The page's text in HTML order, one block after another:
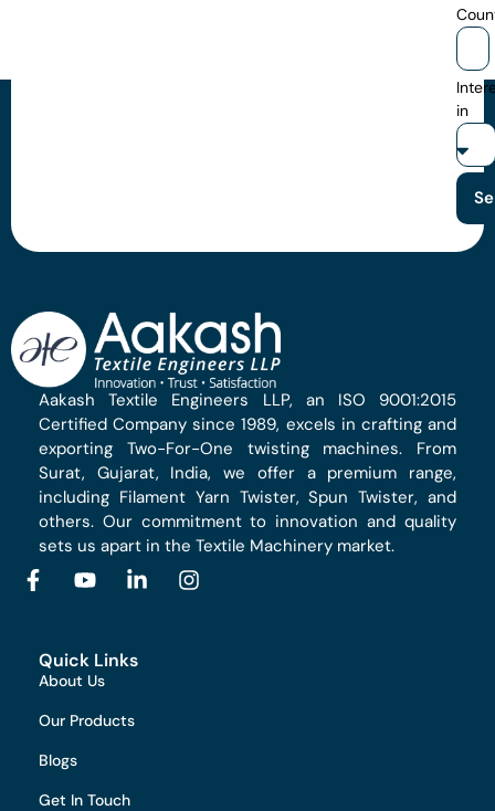
in
Aakash Textile Engineers LLP, an ISO 9001:2015
Certified Company since 1989, excels in crafting and
exporting Two-For-One twisting machines. From
Surat, Gujarat, India, we offer a premium range,
including Filament Yarn Twister, Spun Twister, and
others. Our commitment to innovation and quality
sets us apart in the Textile Machinery market.
Quick Links
About Us
Our Products
Blogs
Get In Touch